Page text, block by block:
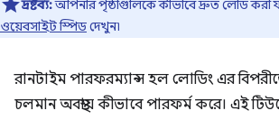
দ্রষ্টব্য:আপনার পৃষ্ঠাগুলিকে কীভাবে দ্রুত লোড করা
ওয়েবসাইট স্পিডদেখুন৷
রানটাইম পারফরম্যান্স হল লোডিং এর
চলমান অবস্থায় কীভাবে পারফর্ম করে। এই